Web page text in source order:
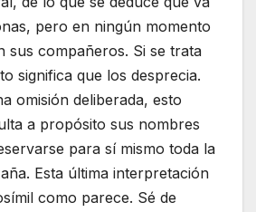
pero en ningún momento
sus compañeros. Si se trata
significa que los desprecia.
omisión deliberada, esto
a propósito sus nombres
para sí mismo toda la
Esta última interpretación
como parece. Sé de